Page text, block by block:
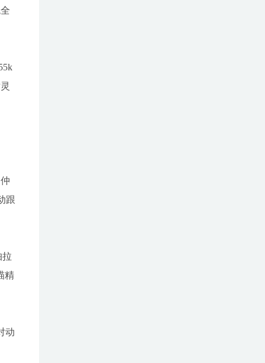
跟
拉
精
动